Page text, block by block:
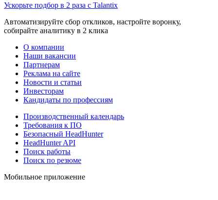
Ускорьте подбор в 2 раза с Talantix
Автоматизируйте сбор откликов, настройте воронку,
собирайте аналитику в 2 клика
О компании
Наши вакансии
Партнерам
Реклама на сайте
Новости и статьи
Инвесторам
Кандидаты по профессиям
Производственный календарь
Требования к ПО
Безопасный HeadHunter
HeadHunter API
Поиск работы
Поиск по резюме
Мобильное приложение